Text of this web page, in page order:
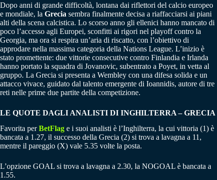
Dopo anni di grande difficoltà, lontana dai riflettori del calcio europeo
e mondiale, la Grecia sembra finalmente decisa a riaffacciarsi ai piani
alti della scena calcistica. Lo scorso anno gli ellenici hanno mancato di
poco l’accesso agli Europei, sconfitti ai rigori nel playoff contro la
Georgia, ma ora si respira un’aria di riscatto, con l’obiettivo di
approdare nella massima categoria della Nations League. L’inizio è
stato promettente: due vittorie consecutive contro Finlandia e Irlanda
hanno portato la squadra di Jovanovic, subentrato a Poyet, in vetta al
gruppo. La Grecia si presenta a Wembley con una difesa solida e un
attacco vivace, guidato dal talento emergente di Ioannidis, autore di tre
reti nelle prime due partite della competizione.
LE QUOTE DAGLI ANALISTI DI INGHILTERRA – GRECIA
Favorita perBetFlag e i suoi analisti è l’Inghilterra, la cui vittoria (1) è
bancata a 1.27, il successo della Grecia (2) si trova a lavagna a 11,
mentre il pareggio (X) vale 5.35 volte la posta.
L’opzione GOAL si trova a lavagna a 2.30, la NOGOAL è bancata a
1.55.